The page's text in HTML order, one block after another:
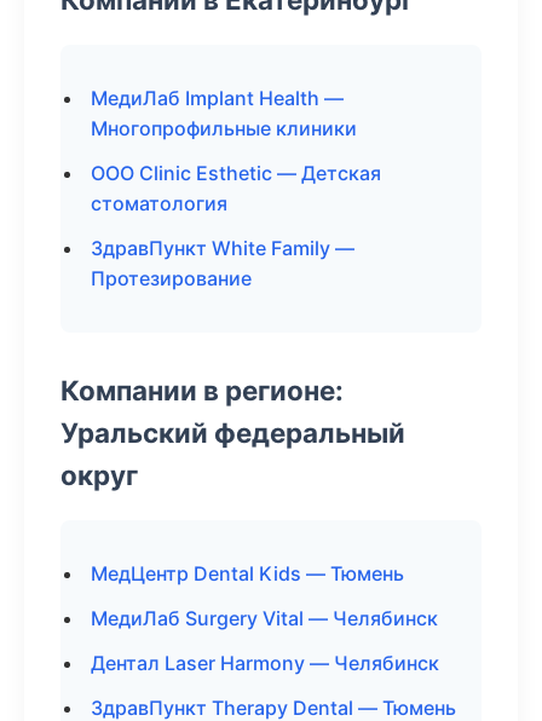
МедиЛаб Implant Health —
Многопрофильные клиники
ООО Clinic Esthetic — Детская
стоматология
ЗдравПункт White Family —
Протезирование
Компании в регионе:
Уральский федеральный
округ
МедЦентр Dental Kids — Тюмень
МедиЛаб Surgery Vital — Челябинск
Дентал Laser Harmony — Челябинск
ЗдравПункт Therapy Dental — Тюмень